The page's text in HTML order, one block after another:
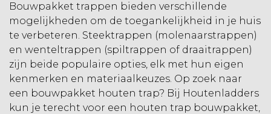
Bouwpakket trappen bieden verschillende
mogelijkheden om de toegankelijkheid in je huis
te verbeteren. Steektrappen (molenaarstrappen)
en wenteltrappen (spiltrappen of draaitrappen)
zijn beide populaire opties, elk met hun eigen
kenmerken en materiaalkeuzes. Op zoek naar
een bouwpakket houten trap? Bij Houtenladders
kun je terecht voor een houten trap bouwpakket,